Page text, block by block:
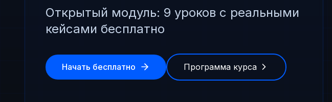
Открытый модуль: 9 уроков с реальными
кейсами бесплатно
Начать бесплатно Программа курса